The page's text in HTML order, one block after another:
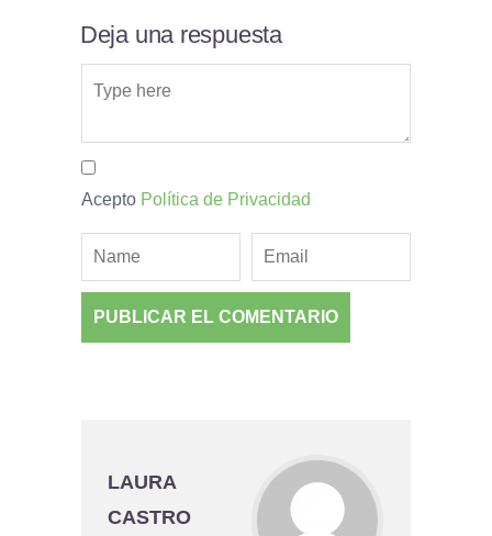
Deja una respuesta
Acepto Política de Privacidad
LAURA
CASTRO